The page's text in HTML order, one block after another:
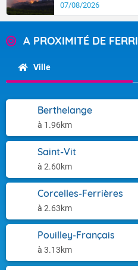
07/08/2026
A PROXIMITÉ DE
Ville
Berthelange
à 1.96km
Saint-Vit
à 2.60km
Corcelles-Ferrières
à 2.63km
Pouilley-Français
à 3.13km